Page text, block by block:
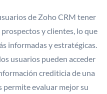
de Zoho CRM tener
y clientes, lo que
informadas y estratégicas.
usuarios pueden acceder
crediticia de una
permite evaluar mejor su